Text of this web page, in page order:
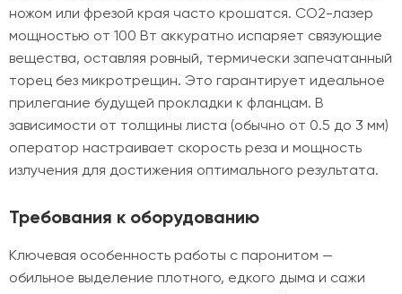
ножом или фрезой края часто крошатся. CO2-лазер
мощностью от 100 Вт аккуратно испаряет связующие
вещества, оставляя ровный, термически запечатанный
торец без микротрещин. Это гарантирует идеальное
прилегание будущей прокладки к фланцам. В
зависимости от толщины листа (обычно от 0.5 до 3 мм)
оператор настраивает скорость реза и мощность
излучения для достижения оптимального результата.
Требования к оборудованию
Ключевая особенность работы с паронитом —
обильное выделение плотного, едкого дыма и сажи